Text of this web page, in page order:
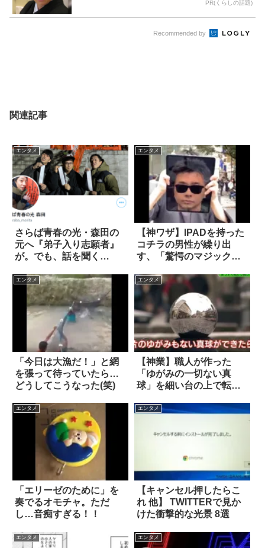
PR(くらしの話題)
Recommended by
関連記事
エンタメ
さらば青春の光・森田の
元へ『弟子入り志願者』
が。でも、話を聞く
エンタメ
【神ワザ】IPADを持った
コチラの男性が繰り出
す、「驚愕のマジック」
エンタメ
「今日は大漁だ！」と網
を張って待っていたら…
どうしてこうなった(笑)
エンタメ
【神業】職人が作った
「ゆがみの一切ない真
球」を細い台の上で転が
エンタメ
「エリーゼのために」を
奏でるオモチャ。ただ
し…音痴すぎる！！
エンタメ
【キャンセル押したらこ
れ 他】 TWITTERで見か
けた衝撃的な光景 8選
エンタメ エンタメ